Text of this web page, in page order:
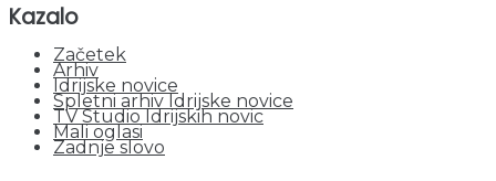
Kazalo
Začetek
Arhiv
Idrijske novice
Spletni arhiv Idrijske novice
TV Studio Idrijskih novic
Mali oglasi
Zadnje slovo